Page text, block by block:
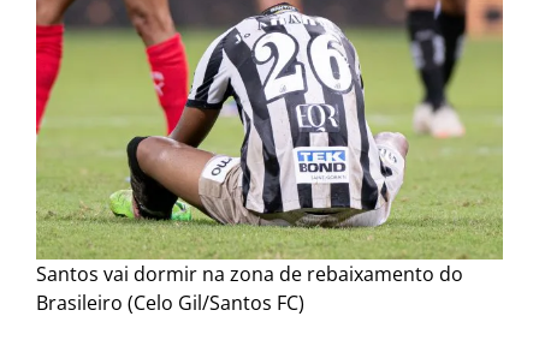
Santos vai dormir na zona de rebaixamento do
Brasileiro (Celo Gil/Santos FC)